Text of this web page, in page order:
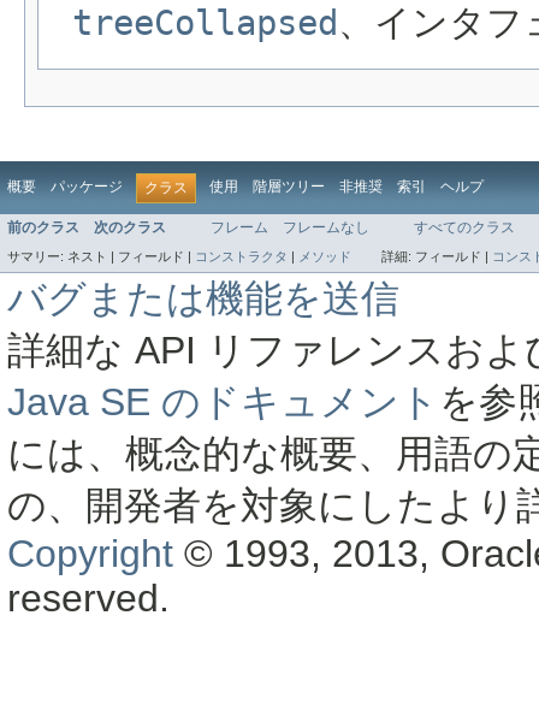
treeCollapsed 、インタ
概要 パッケージ クラス 使用 階層ツリー 非推奨 索引 ヘルプ
前のクラス 次のクラス フレーム フレームなし すべてのクラス
サマリー: ネスト | フィールド | コンストラクタ | メソッド 詳細: フィールド | コンス
バグまたは機能を送信
詳細な API リファレンスお
Java SE のドキュメント を参
には、概念的な概要、用語の
の、開発者を対象にしたより
Copyright © 1993, 2013,
reserved.